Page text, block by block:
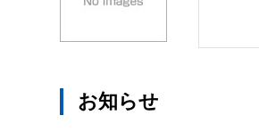
お知らせ